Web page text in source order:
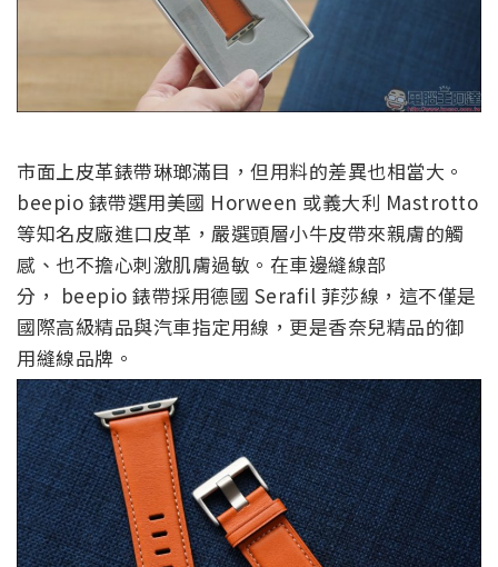
市面上皮革錶帶琳瑯滿目，但用料的差異也相當大。
beepio 錶帶選用美國 Horween 或義大利 Mastrotto
等知名皮廠進口皮革，嚴選頭層小牛皮帶來親膚的觸
感、也不擔心刺激肌膚過敏。在車邊縫線部
分， beepio 錶帶採用德國 Serafil 菲莎線，這不僅是
國際高級精品與汽車指定用線，更是香奈兒精品的御
用縫線品牌。